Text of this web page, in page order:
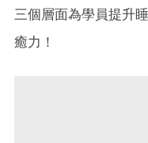
三個層面為學員提升
癒力！